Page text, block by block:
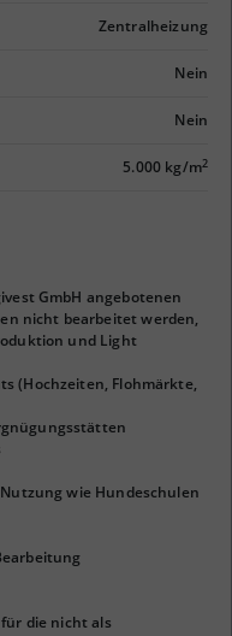
Zentralheizung
Nein
Nein
5.000 kg/m2
GmbH angebotenen
nicht bearbeitet werden,
und Light
(Hochzeiten, Flohmärkte,
wie Hundeschulen
die nicht als